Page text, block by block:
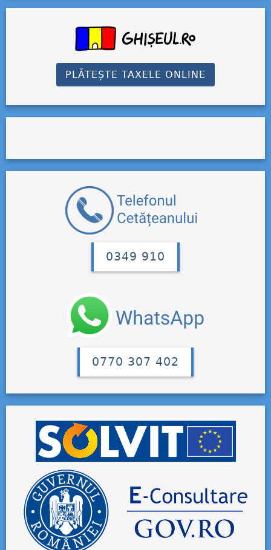
PLĂTEȘTE TAXELE ONLINE
0349 910
0770 307 402